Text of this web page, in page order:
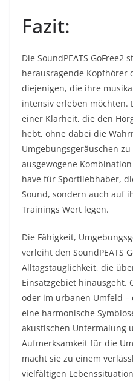
Fazit:
Die SoundPEATS GoFree2
herausragende Kopfhörer
diejenigen, die ihre
intensiv erleben möchten.
einer Klarheit, die den
hebt, ohne dabei die
Umgebungsgeräuschen
ausgewogene
have für Sportliebhaber,
Sound, sondern auch auf
Trainings Wert legen.
Die Fähigkeit,
verleiht den SoundPEATS
Alltagstauglichkeit, die
Einsatzgebiet hinausgeht.
oder im urbanen Umfeld
eine harmonische
akustischen Untermalung
Aufmerksamkeit für die
macht sie zu einem
vielfältigen